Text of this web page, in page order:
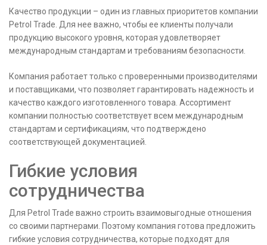
Качество продукции – один из главных приоритетов компании
Petrol Trade. Для нее важно, чтобы ее клиенты получали
продукцию высокого уровня, которая удовлетворяет
международным стандартам и требованиям безопасности.
Компания работает только с проверенными производителями
и поставщиками, что позволяет гарантировать надежность и
качество каждого изготовленного товара. Ассортимент
компании полностью соответствует всем международным
стандартам и сертификациям, что подтверждено
соответствующей документацией.
Гибкие условия
сотрудничества
Для Petrol Trade важно строить взаимовыгодные отношения
со своими партнерами. Поэтому компания готова предложить
гибкие условия сотрудничества, которые подходят для